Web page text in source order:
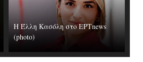
Η Έλλη Κασόλη στο ΕΡΤnews
(photo)